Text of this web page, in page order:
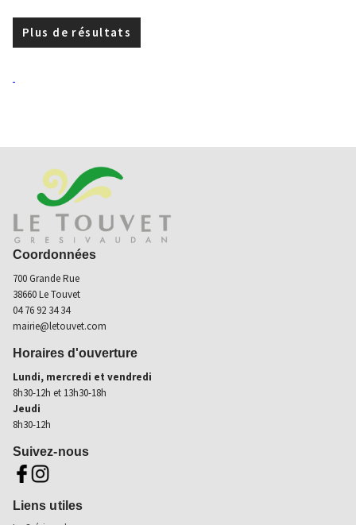
Plus de résultats
Coordonnées
700 Grande Rue
38660 Le Touvet
04 76 92 34 34
mairie@letouvet.com
Horaires d'ouverture
Lundi, mercredi et vendredi
8h30-12h et 13h30-18h
Jeudi
8h30-12h
Suivez-nous
Aller sur page fb (nouvel onglet)
Aller sur instagram (nouvel onglet)
Liens utiles